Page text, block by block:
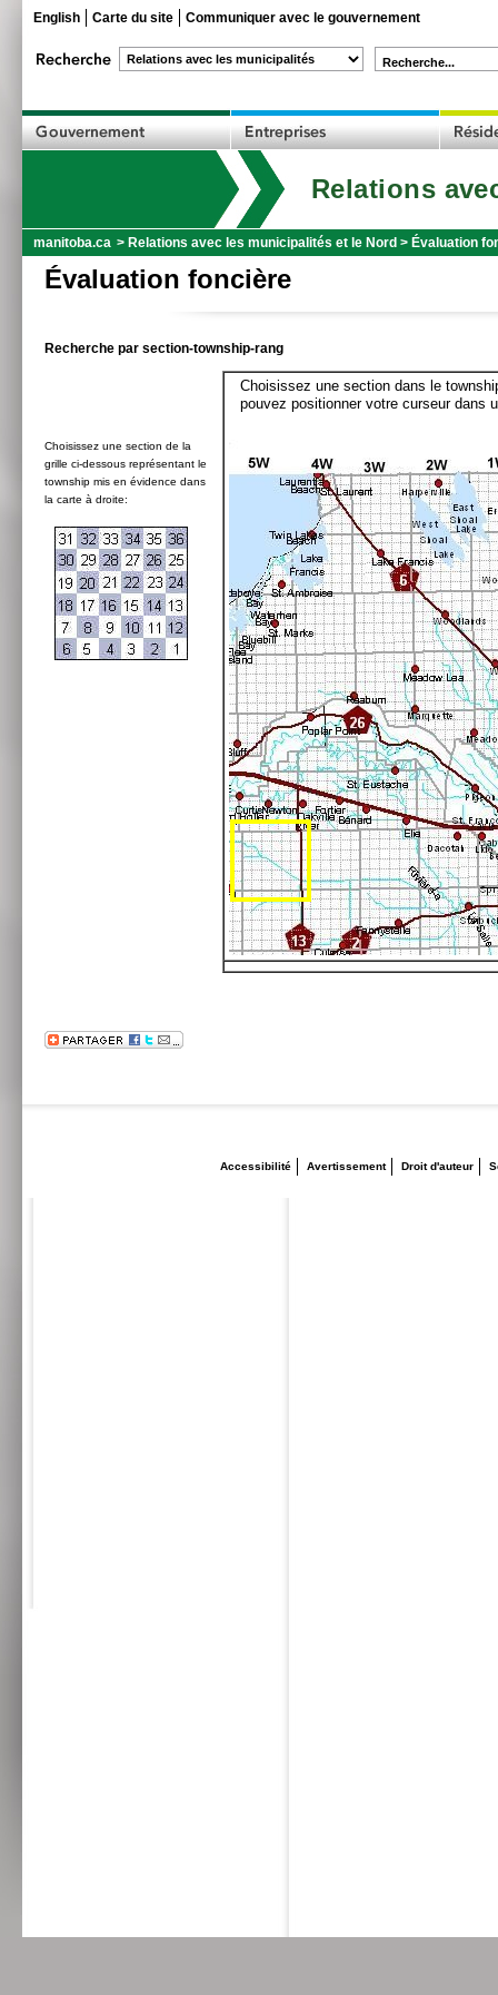
English Carte du site Communiquer avec le gouvernement
Recherche...
Relations
manitoba.ca > Relations avec les municipalités et le Nord > Évaluation
Évaluation foncière
Recherche par section-township-rang
Choisissez une section de la
grille ci-dessous représentant le
township mis en évidence dans
la carte à droite:
Choisissez une section dans le
pouvez positionner votre curseur dans
Accessibilité Avertissement Droit d'auteur